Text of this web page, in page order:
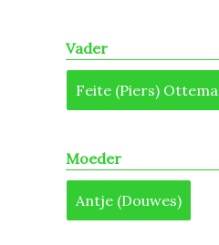
Vader
Feite (Piers) Ottema
Moeder
Antje (Douwes)